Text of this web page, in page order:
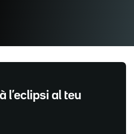
l’eclipsi al teu